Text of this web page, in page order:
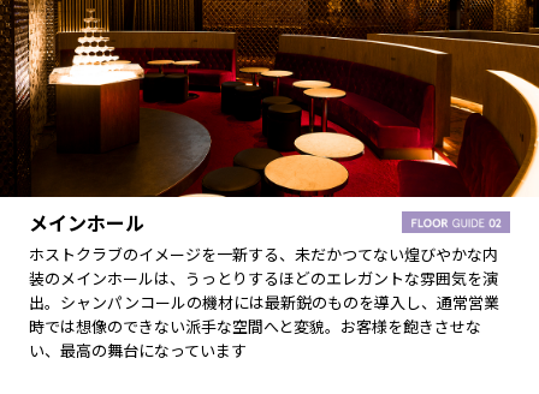
メインホール
ホストクラブのイメージを一新する、未だかつてない煌びやかな内
装のメインホールは、うっとりするほどのエレガントな雰囲気を演
出。シャンパンコールの機材には最新鋭のものを導入し、通常営業
時では想像のできない派手な空間へと変貌。お客様を飽きさせな
い、最高の舞台になっています